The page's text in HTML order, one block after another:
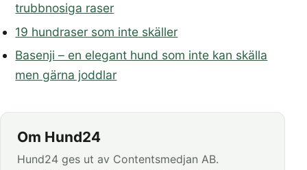
trubbnosiga raser
19 hundraser som inte skäller
Basenji – en elegant hund som inte kan skälla
men gärna joddlar
Om Hund24
Hund24 ges ut av Contentsmedjan AB.